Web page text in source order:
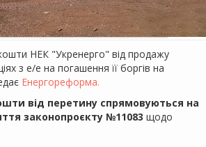
НЕК "Укренерго" від продажу
з е/е на погашення її боргів на
Енергореформа.
від перетину спрямовуються на
законопроєкту №11083 щодо